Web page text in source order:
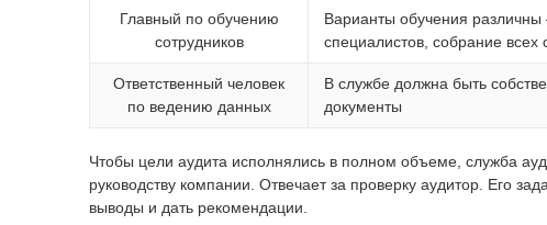
Главный по обучению
сотрудников
Варианты обучения
специалистов, собрание всех
Ответственный человек
по ведению данных
В службе должна быть
документы
Чтобы цели аудита исполнялись в полном объеме, служба
руководству компании. Отвечает за проверку аудитор. Его
выводы и дать рекомендации.